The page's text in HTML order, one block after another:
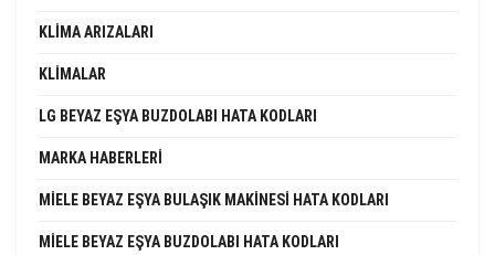
KLIMA ARIZALARI
KLIMALAR
LG BEYAZ EŞYA BUZDOLABI HATA KODLARI
MARKA HABERLERI
MIELE BEYAZ EŞYA BULAŞIK MAKINESI HATA KODLARI
MIELE BEYAZ EŞYA BUZDOLABI HATA KODLARI